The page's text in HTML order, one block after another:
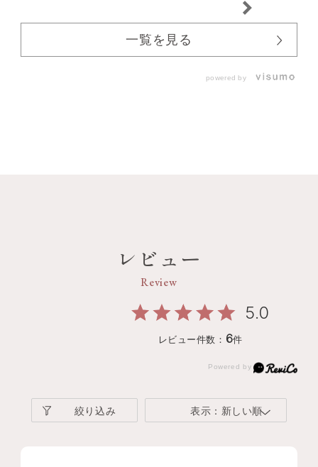
一覧を見る
powered by
レビュー
Review
5.0
レビュー件数： 6件
絞り込み 表示：新しい順